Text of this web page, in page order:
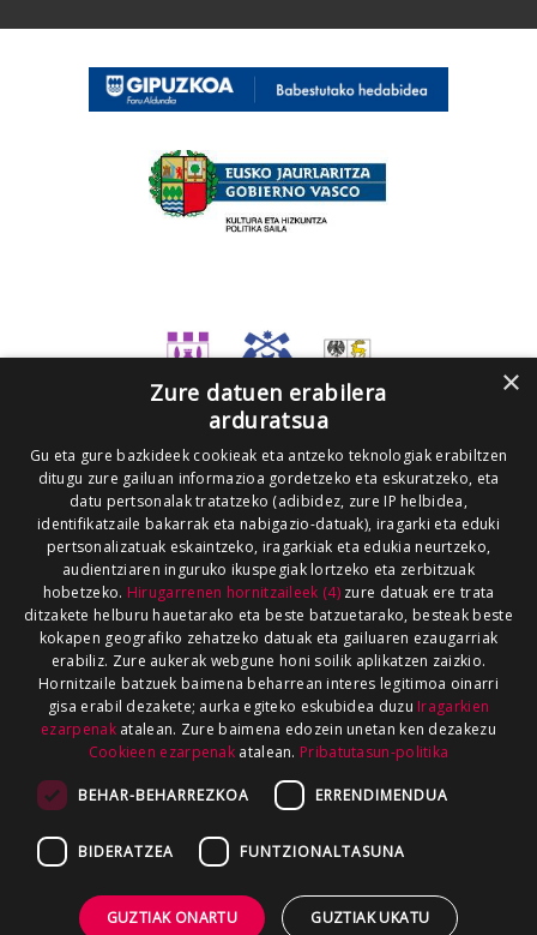
×
Zure datuen erabilera
arduratsua
Gu eta gure bazkideek cookieak eta antzeko teknologiak erabiltzen
ditugu zure gailuan informazioa gordetzeko eta eskuratzeko, eta
datu pertsonalak tratatzeko (adibidez, zure IP helbidea,
identifikatzaile bakarrak eta nabigazio-datuak), iragarki eta eduki
pertsonalizatuak eskaintzeko, iragarkiak eta edukia neurtzeko,
audientziaren inguruko ikuspegiak lortzeko eta zerbitzuak
hobetzeko. Hirugarrenen hornitzaileek (4)zure datuak ere trata
ditzakete helburu hauetarako eta beste batzuetarako, besteak beste
kokapen geografiko zehatzeko datuak eta gailuaren ezaugarriak
erabiliz. Zure aukerak webgune honi soilik aplikatzen zaizkio.
Hornitzaile batzuek baimena beharrean interes legitimoa oinarri
gisa erabil dezakete; aurka egiteko eskubidea duzu Iragarkien
ezarpenakatalean. Zure baimena edozein unetan ken dezakezu
Cookieen ezarpenak atalean. Pribatutasun-politika
BEHAR-BEHARREZKOA ERRENDIMENDUA
BIDERATZEA FUNTZIONALTASUNA
GUZTIAK ONARTU GUZTIAK UKATU